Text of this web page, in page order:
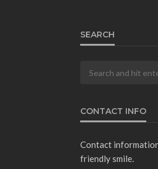
SEARCH
CONTACT INFO
Contact
friendly smile.